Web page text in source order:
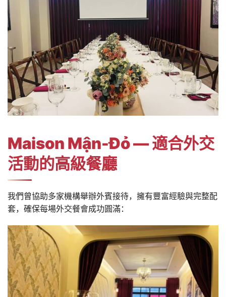
Maison Mận-Đỏ — 適合外交
活動的高級餐廳
我們曾協助多家機構舉辦外賓接待，擁有豐富經驗與完整配
套，確保每場外交餐會成功圓滿：